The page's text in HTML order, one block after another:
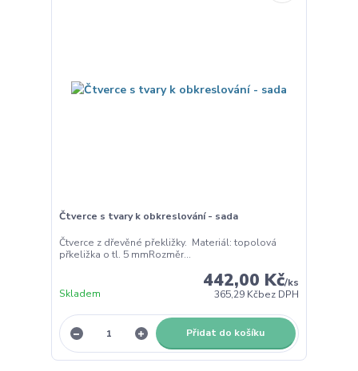
Čtverce s tvary k obkreslování - sada
Čtverce z dřevěné překližky. Materiál: topolová
přkeližka o tl. 5 mmRozměr...
442,00 Kč/ks
365,29 Kčbez DPH
Skladem
Přidat do košíku